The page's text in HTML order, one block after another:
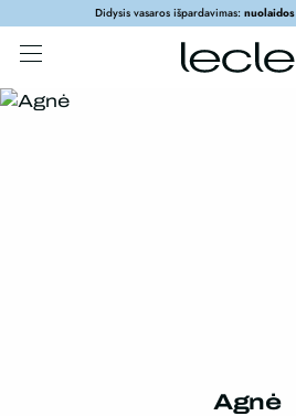
Didysis vasaros išpardavimas:
Agnė